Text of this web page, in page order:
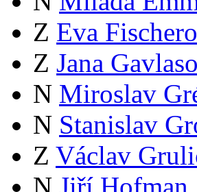
Z Eva
Z Jana
N Miroslav
N Stanislav
Z Václav